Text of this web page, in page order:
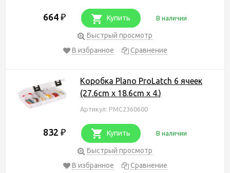
664 ₽ Купить В наличии
Быстрый просмотр
В избранное
Сравнение
Коробка Plano ProLatch 6 ячеек
(27.6cm x 18.6cm x 4.)
Артикул: PMC2360600
832 ₽ Купить В наличии
Быстрый просмотр
В избранное
Сравнение